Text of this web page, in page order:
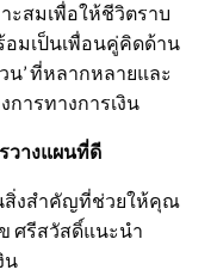
ะสมเพื่อให้ชีวิตราบ
อมเป็นเพื่อนคู่คิดด้าน
น’ ที่หลากหลายและ
การทางการเงิน
วางแผนที่ดี
สิ่งสำคัญที่ช่วยให้คุณ
ศรีสวัสดิ์แนะนำ
น